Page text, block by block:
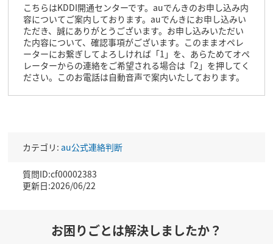
こちらはKDDI開通センターです。auでんきのお申し込み内
容についてご案内しております。auでんきにお申し込みい
ただき、誠にありがとうございます。お申し込みいただい
た内容について、確認事項がございます。このままオペレ
ーターにお繋ぎしてよろしければ「1」を、あらためてオペ
レーターからの連絡をご希望される場合は「2」を押してく
ださい。このお電話は自動音声で案内いたしております。
カテゴリ: au公式連絡判断
質問ID:cf00002383
更新日:2026/06/22
お困りごとは解決しましたか？